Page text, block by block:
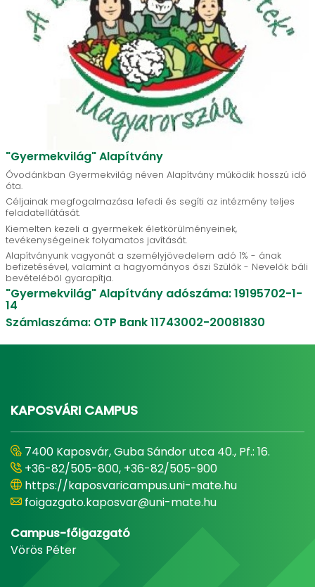
"Gyermekvilág" Alapítvány
Óvodánkban Gyermekvilág néven Alapítvány működik hosszú idő
óta.
Céljainak megfogalmazása lefedi és segíti az intézmény teljes
feladatellátását.
Kiemelten kezeli a gyermekek életkörülményeinek,
tevékenységeinek folyamatos javítását.
Alapítványunk vagyonát a személyjövedelem adó 1% - ának
befizetésével, valamint a hagyományos őszi Szülők - Nevelők báli
bevételéből gyarapítja.
"Gyermekvilág" Alapítvány adószáma: 19195702-1-
14
Számlaszáma: OTP Bank 11743002-20081830
KAPOSVÁRI CAMPUS
7400 Kaposvár, Guba Sándor utca 40., Pf.: 16.
+36-82/505-800, +36-82/505-900
https://kaposvaricampus.uni-mate.hu
foigazgato.kaposvar@uni-mate.hu
Campus-főigazgató
Vörös Péter